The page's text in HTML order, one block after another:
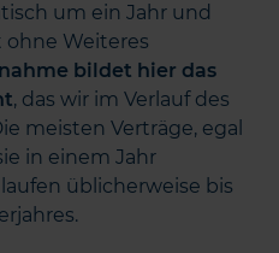
um ein Jahr und
ohne Weiteres
bildet hier das
, das wir im Verlauf des
meisten Verträge, egal
in einem Jahr
üblicherweise bis